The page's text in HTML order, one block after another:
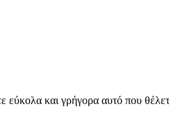
εύκολα και γρήγορα αυτό που